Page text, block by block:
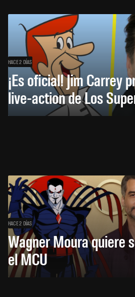
HACE 2 DÍAS
¡Es oficial! Jim Carrey
live-action de Los
HACE 2 DÍAS
Wagner Moura quiere
el MCU